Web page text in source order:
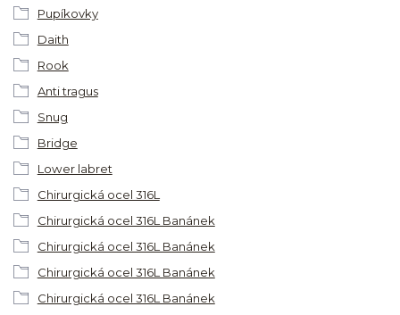
Pupíkovky
Daith
Rook
Anti tragus
Snug
Bridge
Lower labret
Chirurgická ocel 316L
Chirurgická ocel 316L Banánek
Chirurgická ocel 316L Banánek
Chirurgická ocel 316L Banánek
Chirurgická ocel 316L Banánek